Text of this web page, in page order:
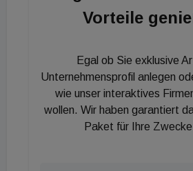
Zur Umsetzung dieser Strategie
Bouchal als neues
Ressort Haustechnik
Erika Hochrieser, die zusätzlich zu
Vorteile
Egal ob Sie exklusive
Unternehmensprofil anlegen
wie unser interaktives
wollen. Wir haben garantiert
Paket für Ihre